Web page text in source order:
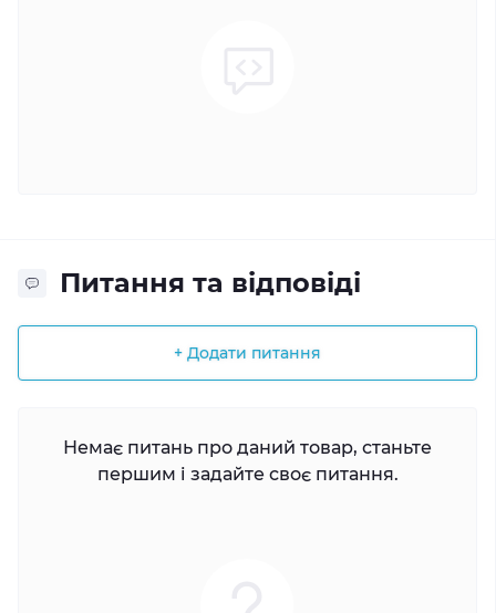
Питання та відповіді
+ Додати питання
Немає питань про даний товар, станьте
першим і задайте своє питання.